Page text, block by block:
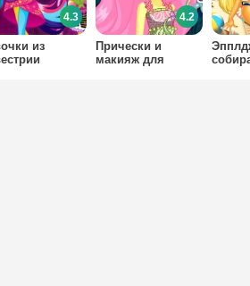
из
4.3
Прически и
макияж для
4.2